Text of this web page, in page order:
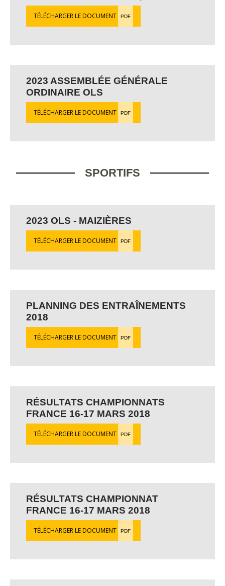
TÉLÉCHARGER LE DOCUMENT PDF
2023 ASSEMBLÉE GÉNÉRALE
ORDINAIRE OLS
TÉLÉCHARGER LE DOCUMENT PDF
SPORTIFS
2023 OLS - MAIZIÈRES
TÉLÉCHARGER LE DOCUMENT PDF
PLANNING DES ENTRAÎNEMENTS
2018
TÉLÉCHARGER LE DOCUMENT PDF
RÉSULTATS CHAMPIONNATS
FRANCE 16-17 MARS 2018
TÉLÉCHARGER LE DOCUMENT PDF
RÉSULTATS CHAMPIONNAT
FRANCE 16-17 MARS 2018
TÉLÉCHARGER LE DOCUMENT PDF